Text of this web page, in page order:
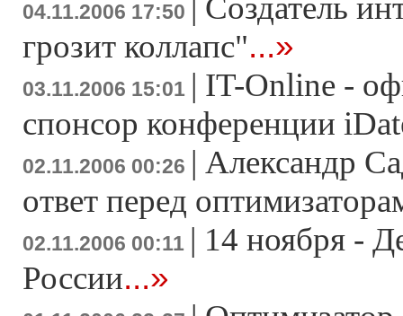
04.11.2006 17:50 | Создатель
грозит коллапс"...»
03.11.2006 15:01 | IT-Online -
спонсор конференции
02.11.2006 00:26 | Александр
ответ перед
02.11.2006 00:11 | 14 ноября -
России...»